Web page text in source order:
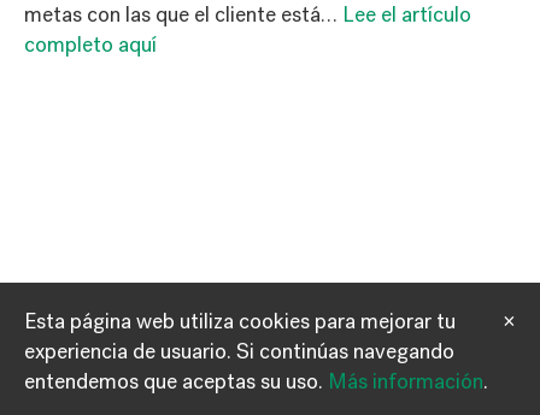
Información Contacto
metas con las que el cliente está… Lee el artículo
completo aquí
×
Esta página web utiliza cookies para mejorar tu
experiencia de usuario. Si continúas navegando
entendemos que aceptas su uso. Más información.